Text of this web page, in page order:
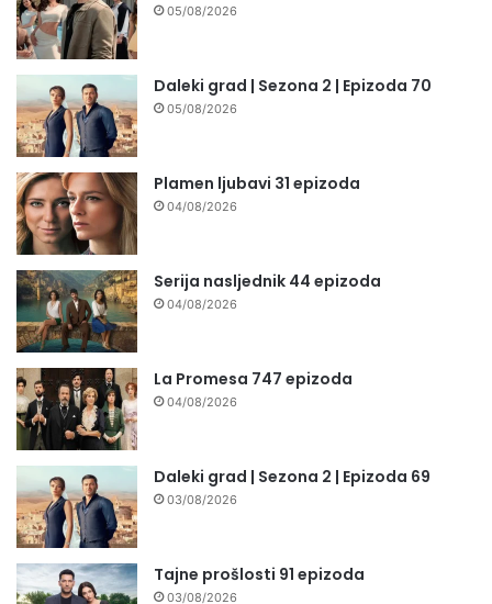
05/08/2026
Daleki grad | Sezona 2 | Epizoda 70
05/08/2026
Plamen ljubavi 31 epizoda
04/08/2026
Serija nasljednik 44 epizoda
04/08/2026
La Promesa 747 epizoda
04/08/2026
Daleki grad | Sezona 2 | Epizoda 69
03/08/2026
Tajne prošlosti 91 epizoda
03/08/2026